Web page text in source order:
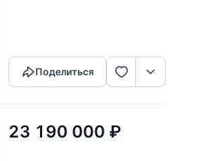
Поделиться
23 190 000 ₽